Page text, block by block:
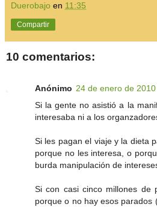
Duerobajo en 11:35
Compartir
10 comentarios:
Anónimo 24 de enero de
Si la gente no asistió a la
interesaba ni a los
Si les pagan el viaje y la dieta
porque no les interesa, o
burda manipulación de
Si con casi cinco millones de
porque o no hay esos